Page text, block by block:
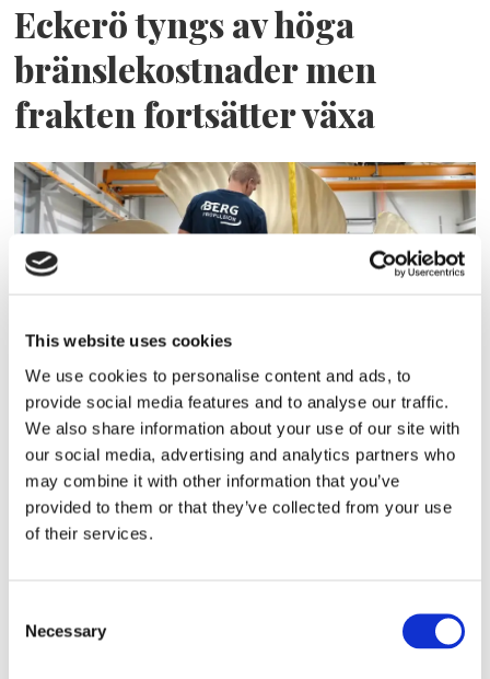
This website uses cookies
We use cookies to personalise content and ads, to
provide social media features and to analyse our traffic.
We also share information about your use of our site with
our social media, advertising and analytics partners who
may combine it with other information that you’ve
provided to them or that they’ve collected from your use
of their services.
Selection
Necessary
Eckerö tyngs av höga
bränslekostnader men
frakten fortsätter växa
Storaffären: Kongsberg
Maritime köper Berg
Propulsion